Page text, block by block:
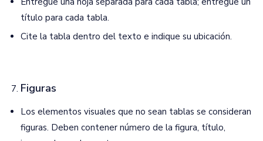
título para cada tabla.
Cite la tabla dentro del texto e indique su ubicación.
Figuras
Los elementos visuales que no sean tablas se consideran
figuras. Deben contener número de la figura, título,